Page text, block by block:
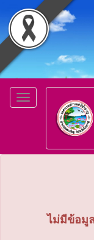
Toggle
navigation
ไม่มีข้อมู